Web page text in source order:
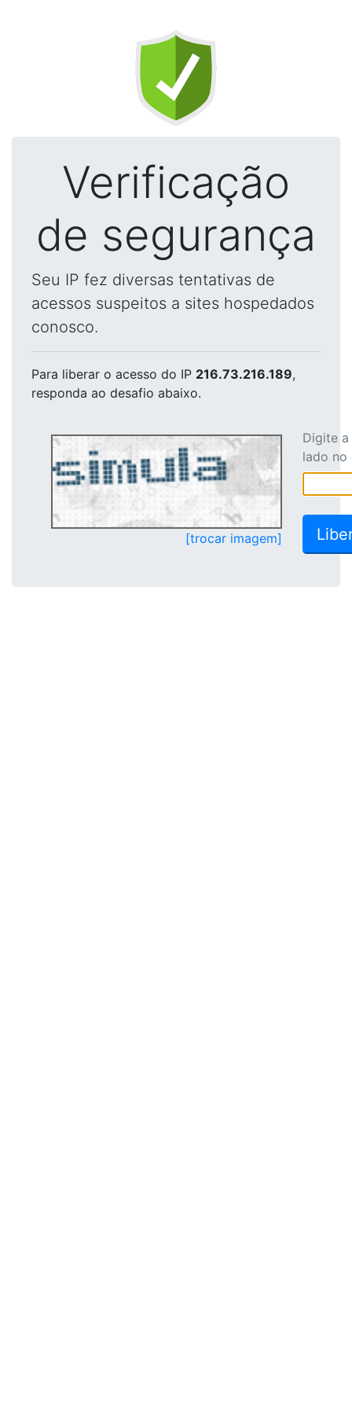
Verificação
de segurança
Seu IP fez diversas tentativas de
acessos suspeitos a sites hospedados
conosco.
Para liberar o acesso do IP 216.73.216.189,
responda ao desafio abaixo.
[trocar imagem]
Digite
lado no